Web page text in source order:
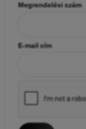
Megrendelési szám
E-mail cím